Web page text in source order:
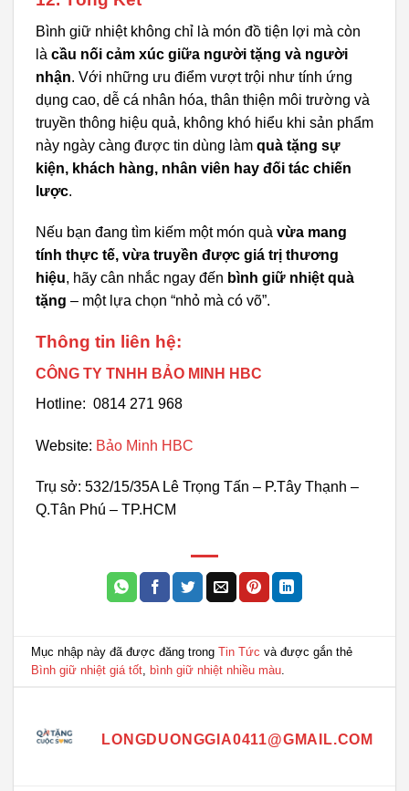
Bình giữ nhiệt không chỉ là món đồ tiện lợi mà còn
là cầu nối cảm xúc giữa người tặng và người
nhận. Với những ưu điểm vượt trội như tính ứng
dụng cao, dễ cá nhân hóa, thân thiện môi trường và
truyền thông hiệu quả, không khó hiểu khi sản phẩm
này ngày càng được tin dùng làm quà tặng sự
kiện, khách hàng, nhân viên hay đối tác chiến
lược.
Nếu bạn đang tìm kiếm một món quà vừa mang
tính thực tế, vừa truyền được giá trị thương
hiệu, hãy cân nhắc ngay đến bình giữ nhiệt quà
tặng – một lựa chọn “nhỏ mà có võ”.
Thông tin liên hệ:
CÔNG TY TNHH BẢO MINH HBC
Hotline: 0814 271 968
Website: Bảo Minh HBC
Trụ sở: 532/15/35A Lê Trọng Tấn – P.Tây Thạnh –
Q.Tân Phú – TP.HCM
Mục nhập này đã được đăng trongTin Tức và được gắn thẻ
Bình giữ nhiệt giá tốt ,bình giữ nhiệt nhiều màu
LONGDUONGGIA0411@GMAIL.COM